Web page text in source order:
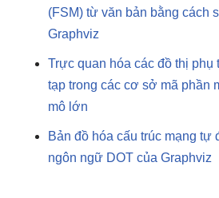
(FSM) từ văn bản bằng cách
Graphviz
Trực quan hóa các đồ thị phụ
tạp trong các cơ sở mã phần
mô lớn
Bản đồ hóa cấu trúc mạng tự
ngôn ngữ DOT của Graphviz